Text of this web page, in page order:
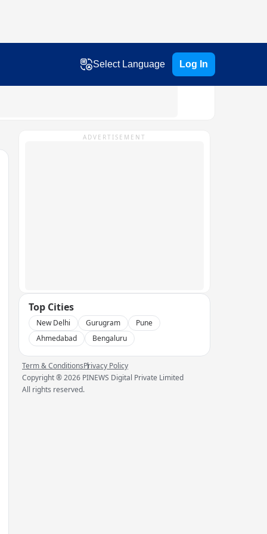
Select Language Log In
ADVERTISEMENT
Top Cities
New Delhi Gurugram
Pune
Ahmedabad
Bengaluru
Term & ConditionsPrivacy Policy
Copyright ®2026 PINEWS Digital Private Limited
All rights reserved.